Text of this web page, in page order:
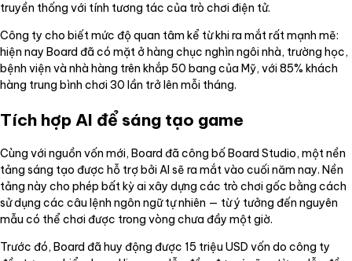
truyền thống với tính tương tác của trò chơi điện tử.
Công ty cho biết mức độ quan tâm kể từ khi ra mắt rất mạnh mẽ:
hiện nay Board đã có mặt ở hàng chục nghìn ngôi nhà, trường học,
bệnh viện và nhà hàng trên khắp 50 bang của Mỹ, với 85% khách
hàng trung bình chơi 30 lần trở lên mỗi tháng.
Tích hợp AI để sáng tạo game
Cùng với nguồn vốn mới, Board đã công bố Board Studio, một nền
tảng sáng tạo được hỗ trợ bởi AI sẽ ra mắt vào cuối năm nay. Nền
tảng này cho phép bất kỳ ai xây dựng các trò chơi gốc bằng cách
sử dụng các câu lệnh ngôn ngữ tự nhiên — từ ý tưởng đến nguyên
mẫu có thể chơi được trong vòng chưa đầy một giờ.
Trước đó, Board đã huy động được 15 triệu USD vốn do công ty